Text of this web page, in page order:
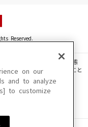
Reserved.
動画・音声等を、手段や形態
転載、ファイル化などすること
場合があります。
合があります。
on our
and to analyze
to customize